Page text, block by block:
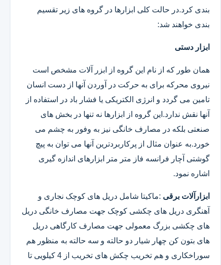
بندی کرد.در حالت کلی ابزارها در گروه های زیر تقسیم
بندی خواهند شد:
ابزار دستی
همان طور که از نام این گروه از ابزر آلات مشخص است
نیروی محرکه برای به حرکت در آوردن آنها از دست انسان
تامین می گردد و انرژی الکتریکی یا فشار باد در استفاده از
آنها نقش ندارد.این گروه از ابزارها نه تنها در بخش های
صنعتی بلکه در مصارف خانگی نیز به وفور به چشم می
خورد.به عنوان مثال از پرکاربردترین آنها می توان به پیچ
گوشتی آچار فرانسه فاز متر متر ابزارهای اندازه گیری
اشاره نمود.
ابزارآلات برقی :ماکیتا شامل دریل های کوچک نجاری و
آهنگری دریل های چکشی کوچک جهت مصارف خانگی دریل
های چکشی بزرگ معمولی جهت مصارف کارگاهی دریل
های بتون کن چهار شیار دو حالته و سه حالته به منظور هم
سوراخکاری و هم تخریب چکش های تخریب از 4 کیلویی تا